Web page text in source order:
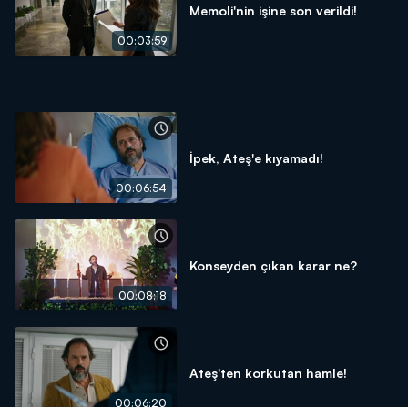
00:03:59
Memoli'nin işine son verildi!
00:06:54
İpek, Ateş'e kıyamadı!
00:08:18
Konseyden çıkan karar ne?
00:06:20
Ateş'ten korkutan hamle!